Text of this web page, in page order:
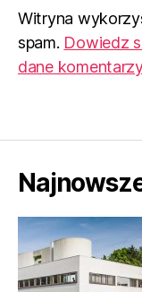
Witryna
spam. Dowiedz
dane komentarzy